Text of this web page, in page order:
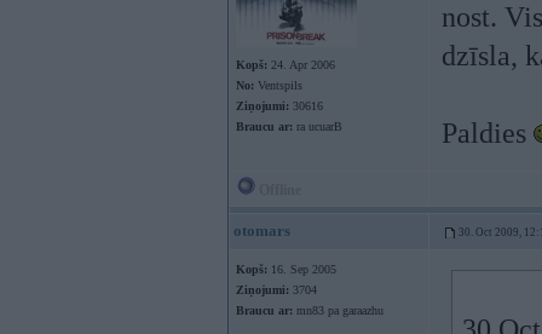
Kopš: 24. Apr 2006
No: Ventspils
Ziņojumi: 30616
Braucu ar: ra ucuarB
nost.
dzīsla,
Paldies
otomars 30. Oct 2009,
Kopš: 16. Sep 2005
Ziņojumi: 3704
Braucu ar: mn83 pa garaazhu